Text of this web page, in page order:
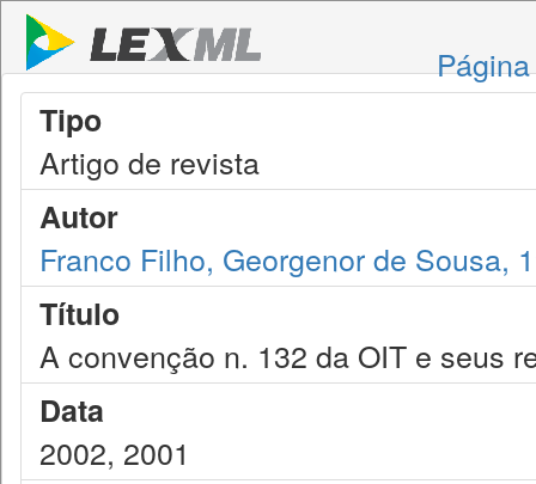
Tipo
Artigo de revista
Autor
Franco Filho, Georgenor de Sousa,
Título
A convenção n. 132 da OIT e seus
Data
2002, 2001